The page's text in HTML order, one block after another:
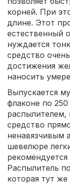
корней. При
длине. Этот
естественный
нуждается
средство
достижения
наносить
Выпускается
флаконе по
распылителем,
средство
ненавязчивым
шевелюре
Распылитель
которая тут